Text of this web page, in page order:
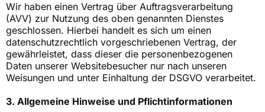
Wir haben einen Vertrag über Auftragsverarbeitung
(AVV) zur Nutzung des oben genannten Dienstes
geschlossen. Hierbei handelt es sich um einen
datenschutzrechtlich vorgeschriebenen Vertrag, der
gewährleistet, dass dieser die personenbezogenen
Daten unserer Websitebesucher nur nach unseren
Weisungen und unter Einhaltung der DSGVO verarbeitet.
3. Allgemeine Hinweise und Pflicht­informationen